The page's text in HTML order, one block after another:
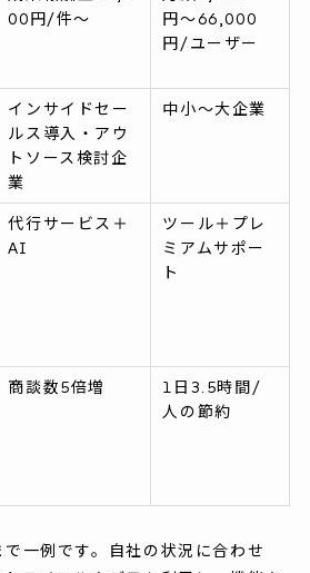
00円/件〜
円〜66,000
円/ユーザー
インサイドセー
ルス導入・アウ
トソース検討企
業
中小〜大企業
代行サービス＋
AI
ツール＋プレ
ミアムサポー
ト
商談数5倍増
1日3.5時間/
人の節約
一例です。自社の状況に合わせ